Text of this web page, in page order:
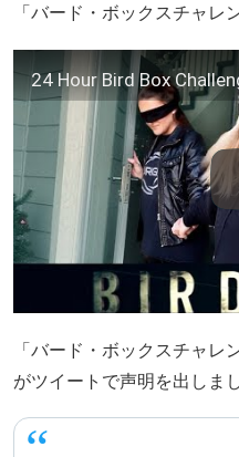
「バード・ボックスチャレ
24 Hour Bird Box
「バード・ボックスチャ
がツイートで声明を出しまし